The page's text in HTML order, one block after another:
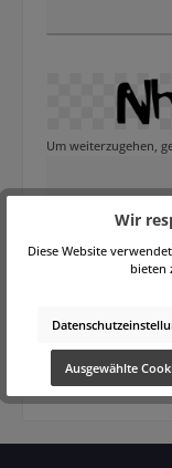
Um weiterzugehen,
Datenschutz
Ich habe die
Die mit einem Stern
Wir
Diese Website
bieten
Ausgewählte